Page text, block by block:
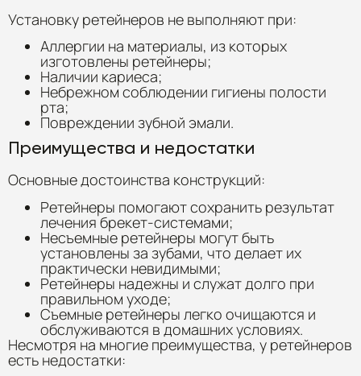
Установку ретейнеров не выполняют при:
Аллергии на материалы, из которых
изготовлены ретейнеры;
Наличии кариеса;
Небрежном соблюдении гигиены полости
рта;
Повреждении зубной эмали.
Преимущества и недостатки
Основные достоинства конструкций:
Ретейнеры помогают сохранить результат
лечения брекет-системами;
Несъемные ретейнеры могут быть
установлены за зубами, что делает их
практически невидимыми;
Ретейнеры надежны и служат долго при
правильном уходе;
Съемные ретейнеры легко очищаются и
обслуживаются в домашних условиях.
Несмотря на многие преимущества, у ретейнеров
есть недостатки: